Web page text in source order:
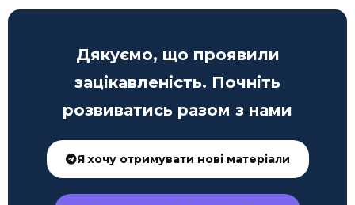
Дякуємо, що проявили
зацікавленість. Почніть
розвиватись разом з нами
Я хочу отримувати нові матеріали